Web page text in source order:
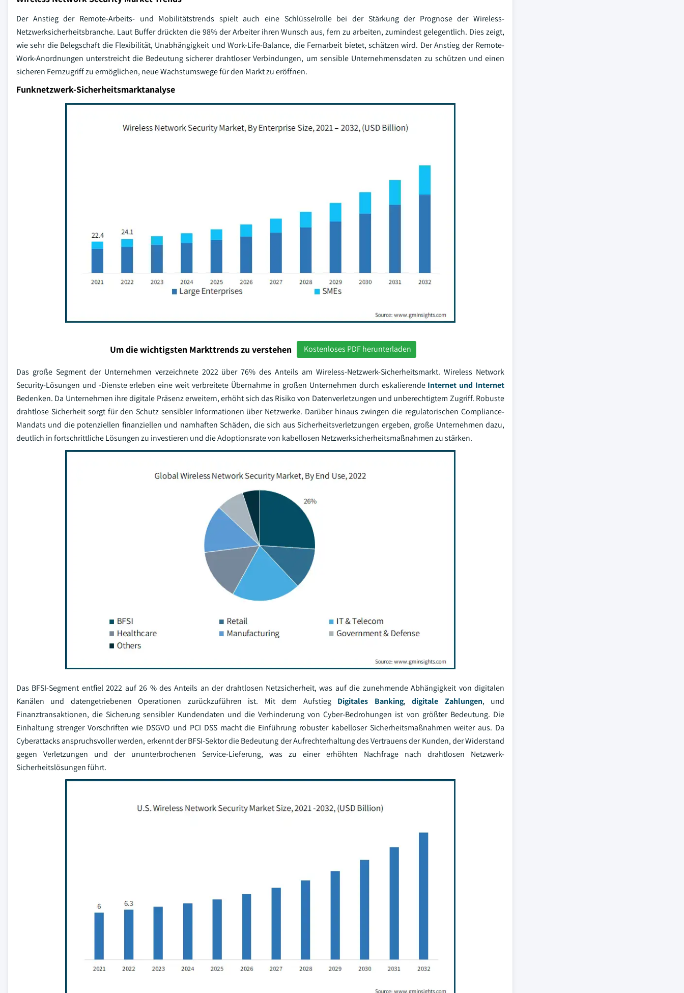
Der Anstieg der Remote-Arbeits- und Mobilitätstrends spielt auch eine Schlüsselrolle bei der Stärkung der Prognose der Wireless-
Netzwerksicherheitsbranche. Laut Buffer drückten die 98% der Arbeiter ihren Wunsch aus, fern zu arbeiten, zumindest gelegentlich. Dies zeigt,
wie sehr die Belegschaft die Flexibilität, Unabhängigkeit und Work-Life-Balance, die Fernarbeit bietet, schätzen wird. Der Anstieg der Remote-
Work-Anordnungen unterstreicht die Bedeutung sicherer drahtloser Verbindungen, um sensible Unternehmensdaten zu schützen und einen
sicheren Fernzugriff zu ermöglichen, neue Wachstumswege für den Markt zu eröffnen.
Funknetzwerk-Sicherheitsmarktanalyse
Um die wichtigsten Markttrends zu verstehen Kostenloses PDF herunterladen
Das große Segment der Unternehmen verzeichnete 2022 über 76% des Anteils am Wireless-Netzwerk-Sicherheitsmarkt. Wireless Network
Security-Lösungen und -Dienste erleben eine weit verbreitete Übernahme in großen Unternehmen durch eskalierende Internet und Internet
Bedenken. Da Unternehmen ihre digitale Präsenz erweitern, erhöht sich das Risiko von Datenverletzungen und unberechtigtem Zugriff. Robuste
drahtlose Sicherheit sorgt für den Schutz sensibler Informationen über Netzwerke. Darüber hinaus zwingen die regulatorischen Compliance-
Mandats und die potenziellen finanziellen und namhaften Schäden, die sich aus Sicherheitsverletzungen ergeben, große Unternehmen dazu,
deutlich in fortschrittliche Lösungen zu investieren und die Adoptionsrate von kabellosen Netzwerksicherheitsmaßnahmen zu stärken.
Das BFSI-Segment entfiel 2022 auf 26 % des Anteils an der drahtlosen Netzsicherheit, was auf die zunehmende Abhängigkeit von digitalen
Kanälen und datengetriebenen Operationen zurückzuführen ist. Mit dem Aufstieg Digitales Banking,digitale Zahlungen, und
Finanztransaktionen, die Sicherung sensibler Kundendaten und die Verhinderung von Cyber-Bedrohungen ist von größter Bedeutung. Die
Einhaltung strenger Vorschriften wie DSGVO und PCI DSS macht die Einführung robuster kabelloser Sicherheitsmaßnahmen weiter aus. Da
Cyberattacks anspruchsvoller werden, erkennt der BFSI-Sektor die Bedeutung der Aufrechterhaltung des Vertrauens der Kunden, der Widerstand
gegen Verletzungen und der ununterbrochenen Service-Lieferung, was zu einer erhöhten Nachfrage nach drahtlosen Netzwerk-
Sicherheitslösungen führt.